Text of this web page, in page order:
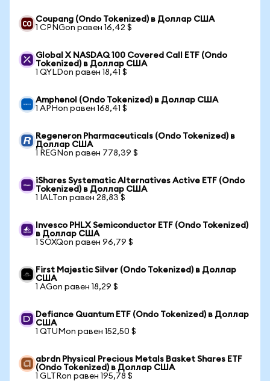
Coupang (Ondo Tokenized) в Доллар США
1 CPNGon равен 16,42 $
Global X NASDAQ 100 Covered Call ETF (Ondo
Tokenized) в Доллар США
1 QYLDon равен 18,41 $
Amphenol (Ondo Tokenized) в Доллар США
1 APHon равен 168,41 $
Regeneron Pharmaceuticals (Ondo Tokenized) в
Доллар США
1 REGNon равен 778,39 $
iShares Systematic Alternatives Active ETF (Ondo
Tokenized) в Доллар США
1 IALTon равен 28,83 $
Invesco PHLX Semiconductor ETF (Ondo Tokenized)
в Доллар США
1 SOXQon равен 96,79 $
First Majestic Silver (Ondo Tokenized) в Доллар
США
1 AGon равен 18,29 $
Defiance Quantum ETF (Ondo Tokenized) в Доллар
США
1 QTUMon равен 152,50 $
abrdn Physical Precious Metals Basket Shares ETF
(Ondo Tokenized) в Доллар США
1 GLTRon равен 195,78 $